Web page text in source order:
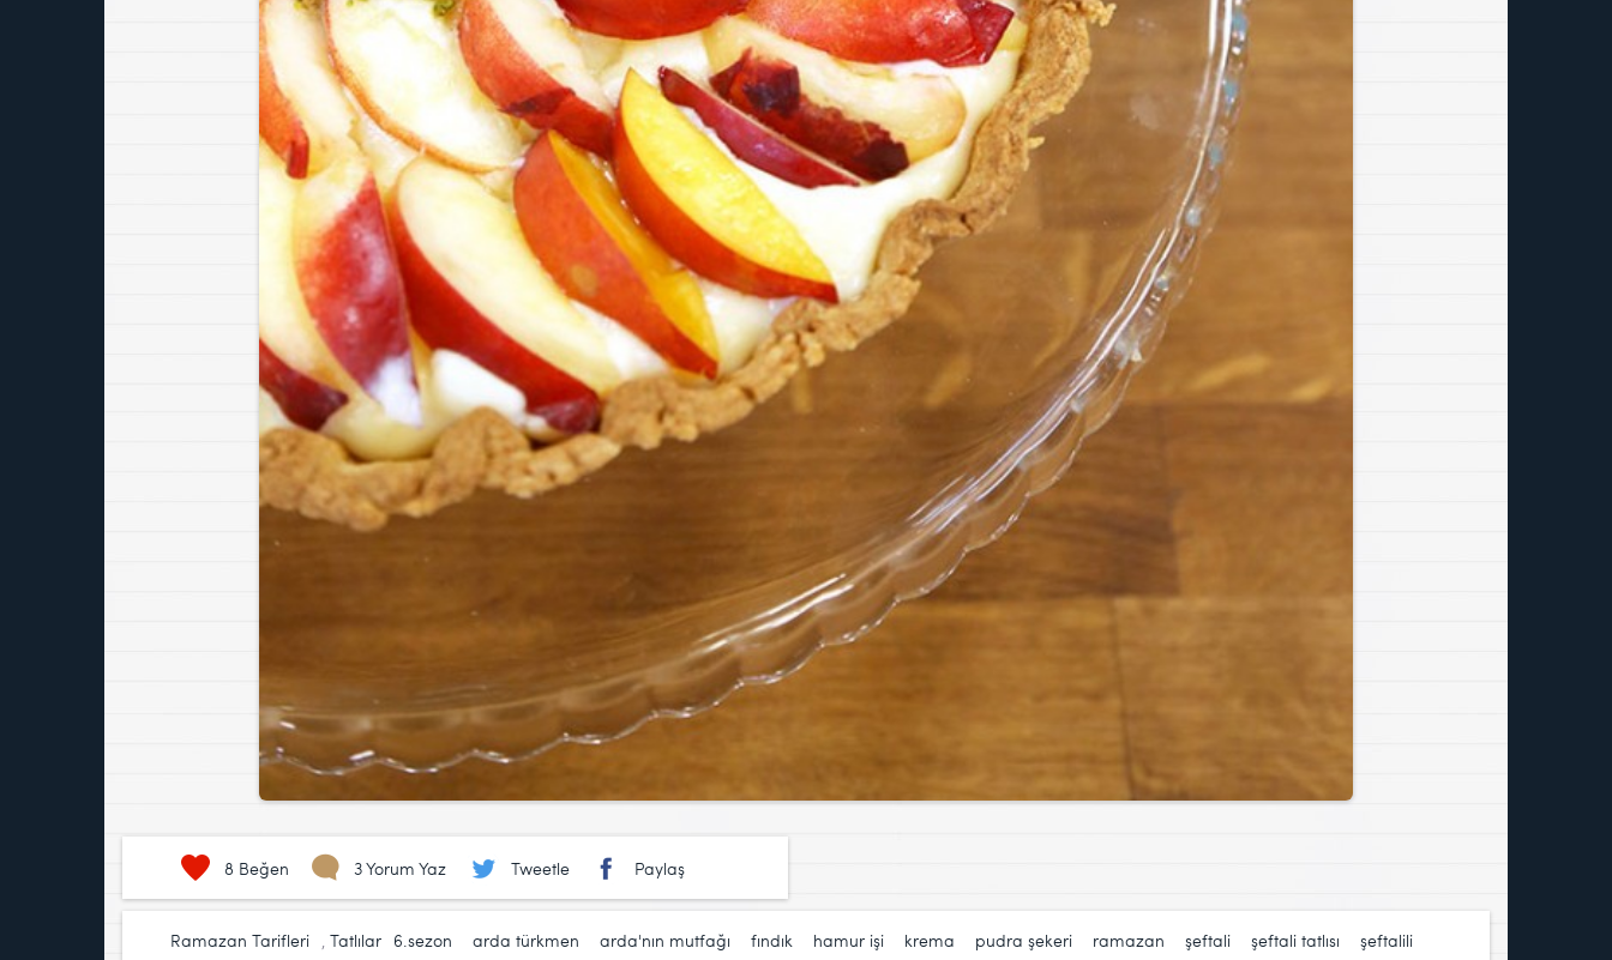
8 Beğen 3 Yorum Yaz Tweetle Paylaş
Ramazan Tarifleri , Tatlılar 6.sezon arda türkmen arda'nın mutfağı fındık hamur işi krema pudra şekeri ramazan şeftali şeftali tatlısı şeftalili